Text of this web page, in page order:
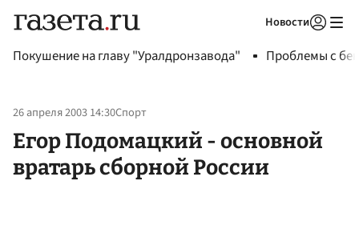
Новости
Покушение на главу "Уралдронзавода" Проблемы с
26 апреля 2003 14:30Спорт
Егор Подомацкий - основной
вратарь сборной России